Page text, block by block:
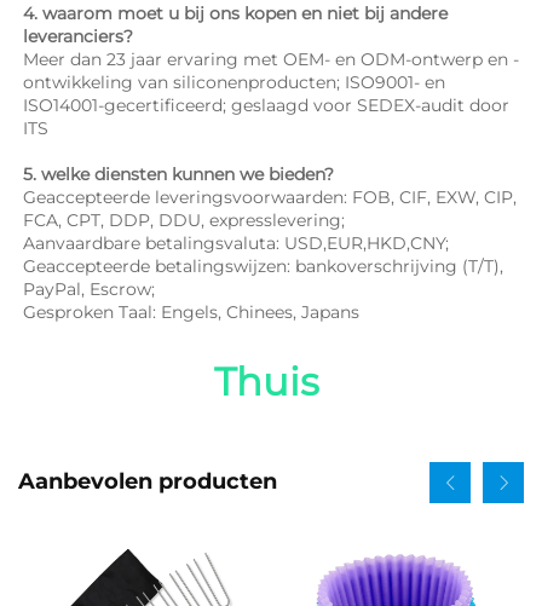
4. waarom moet u bij ons kopen en niet bij andere
leveranciers?
Meer dan 23 jaar ervaring met OEM- en ODM-ontwerp en -
ontwikkeling van siliconenproducten; ISO9001- en
ISO14001-gecertificeerd; geslaagd voor SEDEX-audit door
ITS
5. welke diensten kunnen we bieden?
Geaccepteerde leveringsvoorwaarden: FOB, CIF, EXW, CIP,
FCA, CPT, DDP, DDU, expresslevering;
Aanvaardbare betalingsvaluta: USD,EUR,HKD,CNY;
Geaccepteerde betalingswijzen: bankoverschrijving (T/T),
PayPal, Escrow;
Gesproken Taal: Engels, Chinees, Japans
Thuis
Aanbevolen producten